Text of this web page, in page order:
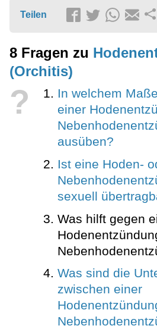
Teilen
8 Fragen zu
(Orchitis)
?
In welchem
einer
ausüben?
Ist eine Hoden-
sexuell
Was hilft gegen
Was sind die
zwischen einer